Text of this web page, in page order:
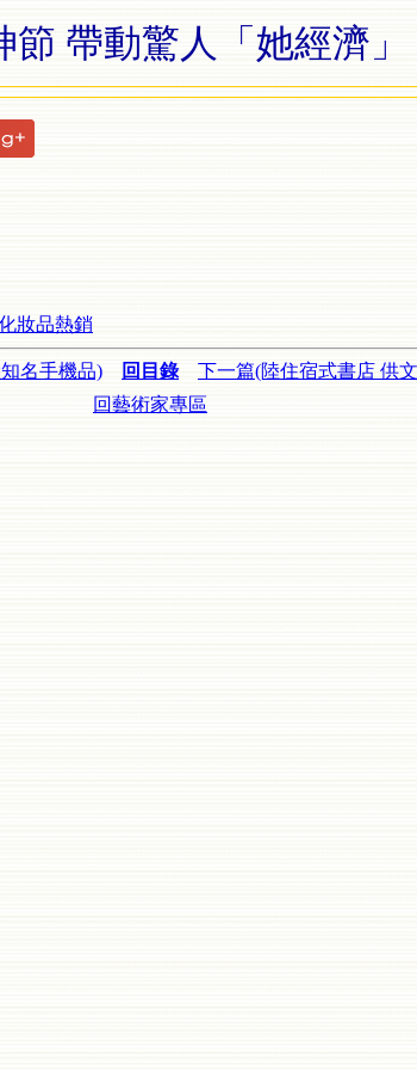
節 帶動驚人「她經濟」
妝品熱銷
名手機品) 回目錄
下一篇(陸住宿式書店 供
回藝術家專區